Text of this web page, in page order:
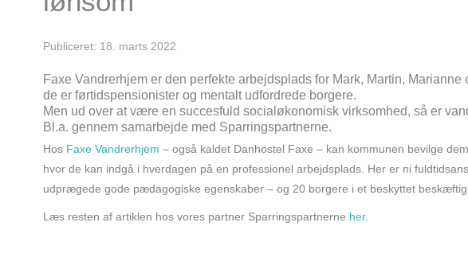
Events
Medlemmer & tilbud
Nyttige links
Publiceret: 18. marts 2022
Faxe Vandrerhjem er den perfekte arbejdsplads for Mark, Martin,
de er førtidspensionister og mentalt udfordrede borgere.
Men ud over at være en succesfuld socialøkonomisk virksomhed, så er
Bl.a. gennem samarbejde med Sparringspartnerne.
Hos Faxe Vandrerhjem – også kaldet Danhostel Faxe – kan kommunen bevilge
hvor de kan indgå i hverdagen på en professionel arbejdsplads. Her er ni
udprægede gode pædagogiske egenskaber – og 20 borgere i et beskyttet
Læs resten af artiklen hos vores partner Sparringspartnerne her.